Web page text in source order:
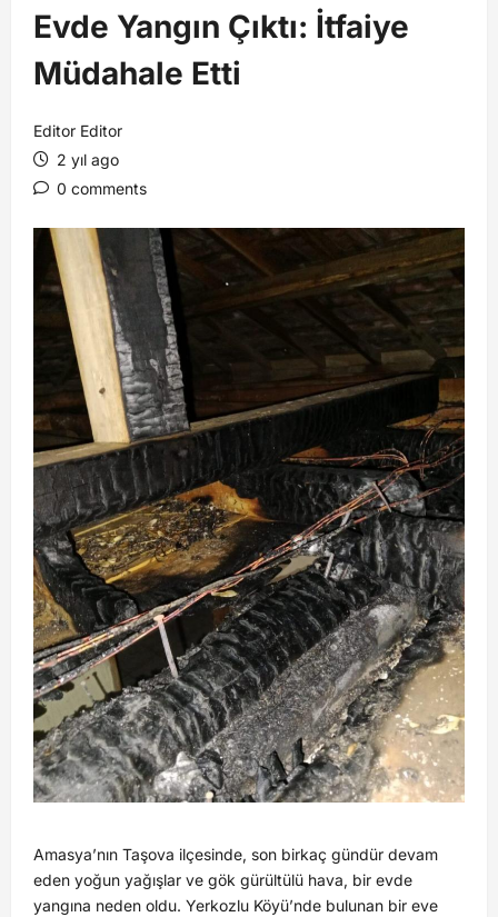
Evde Yangın Çıktı: İtfaiye
Müdahale Etti
Editor Editor
2 yıl ago
0 comments
Amasya’nın Taşova ilçesinde, son birkaç gündür devam
eden yoğun yağışlar ve gök gürültülü hava, bir evde
yangına neden oldu. Yerkozlu Köyü’nde bulunan bir eve